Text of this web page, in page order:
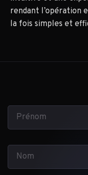
rendant l’opération
la fois simples et